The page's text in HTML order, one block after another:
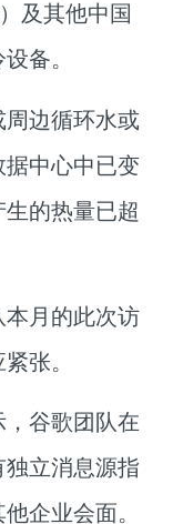
及其他中国
备。
边循环水或
中心中已变
的热量已超
月的此次访
张。
谷歌团队在
立消息源指
企业会面。